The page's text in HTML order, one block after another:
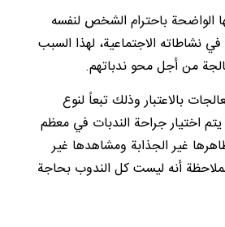
الواضحة باحترام الشخص لنفسه
في نشاطاته الاجتماعية، لهذا السبب
من أجل محو ندباتهم.
بالاعتبار وذلك تبعاً لنوع
اختيار جراحة الندبات في معظم
غير الجذابة ومشاهدها غير
أنه ليست كل الندوب بحاجة